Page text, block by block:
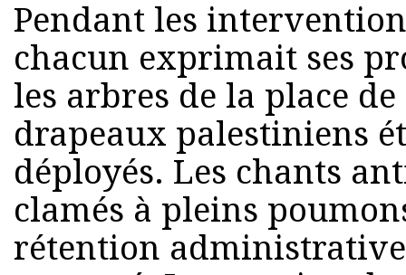
Pendant les
chacun exprimait ses
les arbres de la place
drapeaux palestiniens
déployés. Les chants
clamés à pleins
rétention